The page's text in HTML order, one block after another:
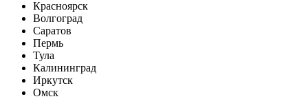
Красноярск
Волгоград
Саратов
Пермь
Тула
Калининград
Иркутск
Омск